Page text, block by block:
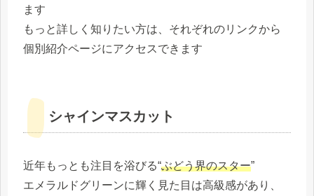
ます
もっと詳しく知りたい方は、それぞれのリンクから
個別紹介ページにアクセスできます
シャインマスカット
近年もっとも注目を浴びる“ぶどう界のスター”
エメラルドグリーンに輝く見た目は高級感があり、